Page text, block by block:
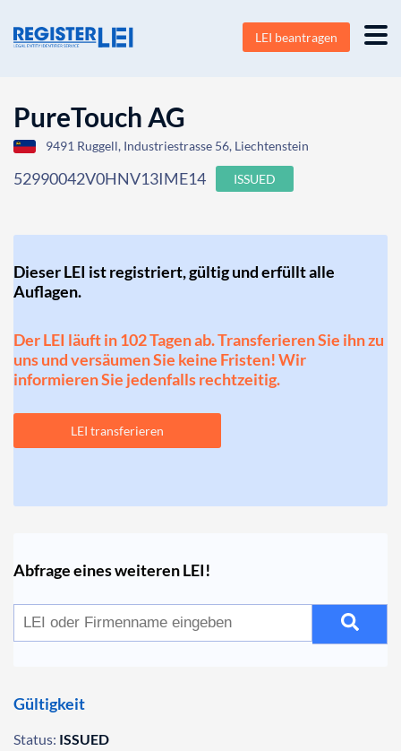
LEI beantragen
PureTouch AG
9491 Ruggell, Industriestrasse 56, Liechtenstein
52990042V0HNV13IME14 ISSUED
Dieser LEI ist registriert, gültig und erfüllt alle
Auflagen.
Der LEI läuft in 102 Tagen ab. Transferieren Sie ihn zu
uns und versäumen Sie keine Fristen! Wir
informieren Sie jedenfalls rechtzeitig.
LEI transferieren
Abfrage eines weiteren LEI!
Gültigkeit
Status: ISSUED